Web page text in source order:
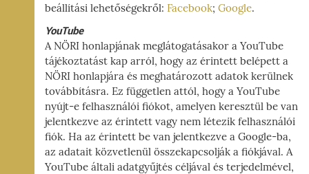
beállítási lehetőségekről: Facebook; Google.
YouTube
A NÖRI honlapjának meglátogatásakor a YouTube
tájékoztatást kap arról, hogy az érintett belépett a
NÖRI honlapjára és meghatározott adatok kerülnek
továbbításra. Ez független attól, hogy a YouTube
nyújt-e felhasználói fiókot, amelyen keresztül be van
jelentkezve az érintett vagy nem létezik felhasználói
fiók. Ha az érintett be van jelentkezve a Google-ba,
az adatait közvetlenül összekapcsolják a fiókjával. A
YouTube általi adatgyűjtés céljával és terjedelmével,